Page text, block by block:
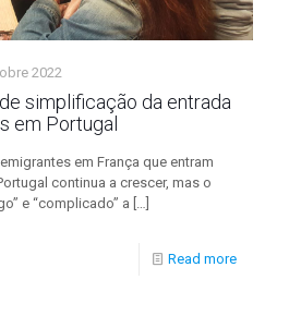
2022
simplificação da entrada
em Portugal
em França que entram
continua a crescer, mas o
e “complicado” a […]
Read more